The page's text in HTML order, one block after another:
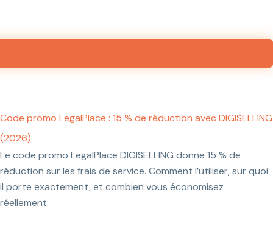
Code promo LegalPlace : 15 % de réduction avec DIGISELLING
(2026)
Le code promo LegalPlace DIGISELLING donne 15 % de
réduction sur les frais de service. Comment l’utiliser, sur quoi
il porte exactement, et combien vous économisez
réellement.